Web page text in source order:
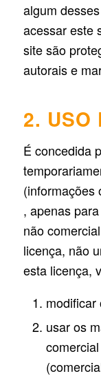
algum
acessar este
site são
autorais e
2. USO
É concedida
(informações
, apenas
não
licença, não
esta licença,
modificar
usar os